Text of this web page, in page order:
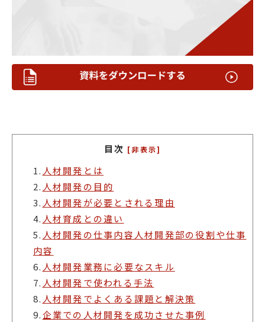
目次 [非表示]
1. 人材開発とは
2. 人材開発の目的
3. 人材開発が必要とされる理由
4. 人材育成との違い
5. 人材開発の仕事内容人材開発部の役割や仕事
内容
6. 人材開発業務に必要なスキル
7. 人材開発で使われる手法
8. 人材開発でよくある課題と解決策
9.企業での人材開発を成功させた事例